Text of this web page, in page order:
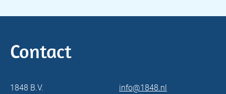
Contact
1848 B.V.
info@1848.nl